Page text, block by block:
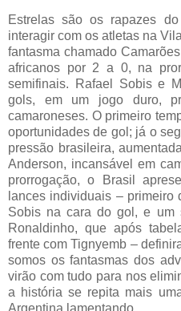
Estrelas são os rapazes
interagir com os atletas na
fantasma chamado
africanos por 2 a 0, na
semifinais. Rafael Sobis e
gols, em um jogo duro,
camaroneses. O primeiro
oportunidades de gol; já o
pressão brasileira,
Anderson, incansável em
prorrogação, o Brasil
lances individuais – primeiro
Sobis na cara do gol, e um
Ronaldinho, que após
frente com Tignyemb –
somos os fantasmas dos
virão com tudo para nos
a história se repita mais